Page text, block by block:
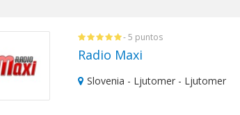
- 5 puntos
Radio Maxi
Slovenia - Ljutomer - Ljutomer